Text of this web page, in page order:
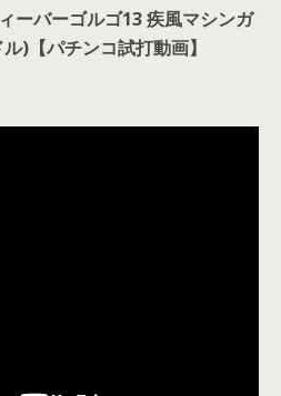
ーバーゴルゴ13 疾風マシンガ
)【パチンコ試打動画】